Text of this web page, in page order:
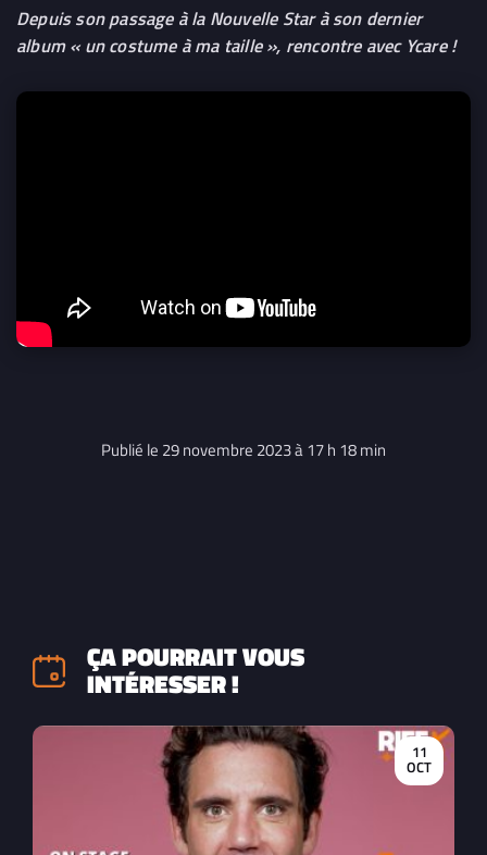
Depuis son passage à la Nouvelle Star à son dernier
album « un costume à ma taille », rencontre avec Ycare !
Publié le 29 novembre 2023 à 17 h 18 min
ÇA POURRAIT VOUS
INTÉRESSER !
11
OCT